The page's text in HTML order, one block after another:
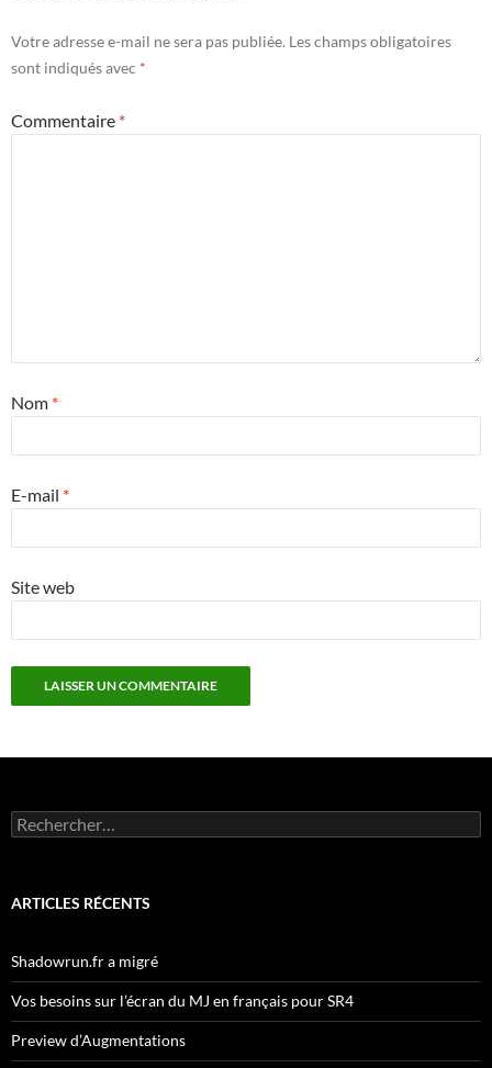
Votre adresse e-mail ne sera pas publiée. Les champs obligatoires
sont indiqués avec *
Commentaire *
Nom *
E-mail *
Site web
Rechercher :
ARTICLES RÉCENTS
Shadowrun.fr a migré
Vos besoins sur l’écran du MJ en français pour SR4
Preview d’Augmentations